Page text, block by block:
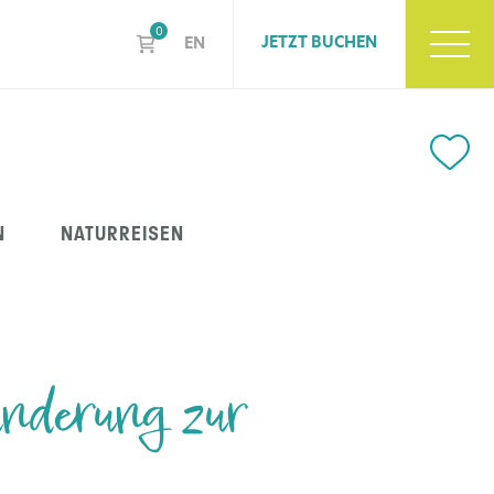
0
EN JETZT BUCHEN
NATURREISEN
zur